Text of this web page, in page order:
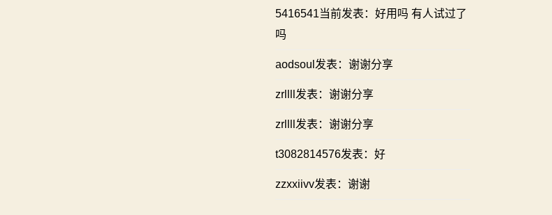
5416541当前发表：好用吗 有人试过了
吗
aodsoul发表：谢谢分享
zrllll发表：谢谢分享
zrllll发表：谢谢分享
t3082814576发表：好
zzxxiivv发表：谢谢